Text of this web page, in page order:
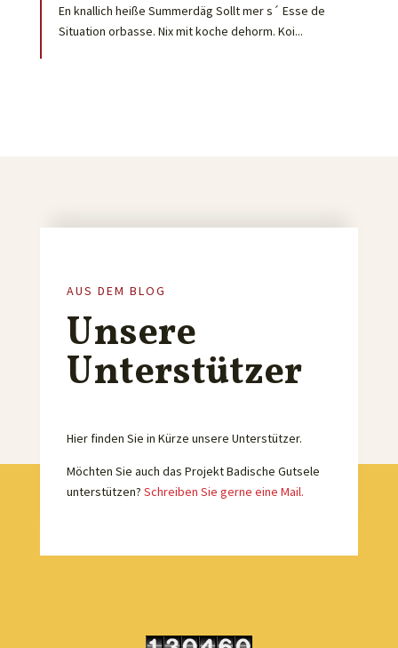
En knallich heiße Summerdäg Sollt mer s´ Esse de
Situation orbasse. Nix mit koche dehorm. Koi...
AUS DEM BLOG
Unsere
Unterstützer
Hier finden Sie in Kürze unsere Unterstützer.
Möchten Sie auch das Projekt Badische Gutsele
unterstützen? Schreiben Sie gerne eine Mail.